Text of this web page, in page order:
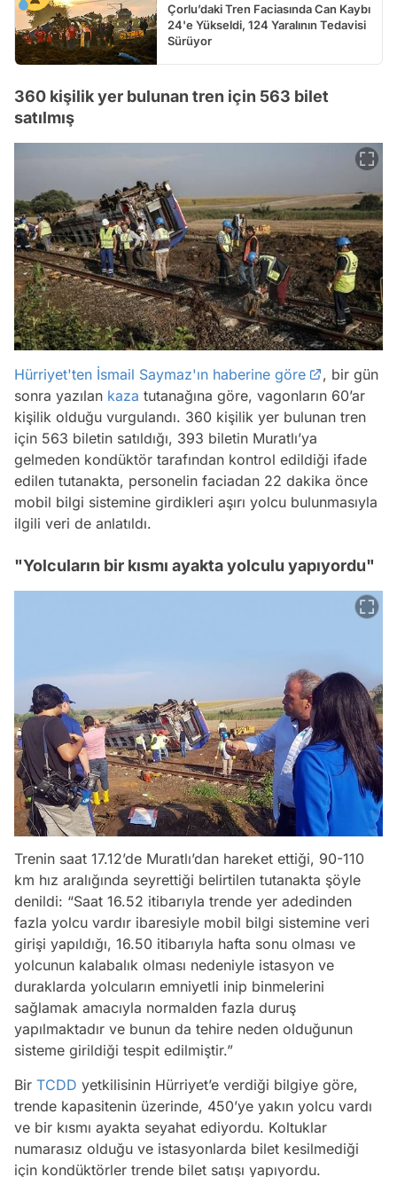
Çorlu’daki Tren Faciasında Can Kaybı
24'e Yükseldi, 124 Yaralının Tedavisi
Sürüyor
360 kişilik yer bulunan tren için 563 bilet
satılmış
Hürriyet'ten İsmail Saymaz'ın haberine göre
, bir gün
sonra yazılan kaza tutanağına göre, vagonların 60’ar
kişilik olduğu vurgulandı. 360 kişilik yer bulunan tren
için 563 biletin satıldığı, 393 biletin Muratlı’ya
gelmeden kondüktör tarafından kontrol edildiği ifade
edilen tutanakta, personelin faciadan 22 dakika önce
mobil bilgi sistemine girdikleri aşırı yolcu bulunmasıyla
ilgili veri de anlatıldı.
"Yolcuların bir kısmı ayakta yolculu yapıyordu"
Trenin saat 17.12’de Muratlı’dan hareket ettiği, 90-110
km hız aralığında seyrettiği belirtilen tutanakta şöyle
denildi: “Saat 16.52 itibarıyla trende yer adedinden
fazla yolcu vardır ibaresiyle mobil bilgi sistemine veri
girişi yapıldığı, 16.50 itibarıyla hafta sonu olması ve
yolcunun kalabalık olması nedeniyle istasyon ve
duraklarda yolcuların emniyetli inip binmelerini
sağlamak amacıyla normalden fazla duruş
yapılmaktadır ve bunun da tehire neden olduğunun
sisteme girildiği tespit edilmiştir.”
Bir TCDD yetkilisinin Hürriyet’e verdiği bilgiye göre,
trende kapasitenin üzerinde, 450’ye yakın yolcu vardı
ve bir kısmı ayakta seyahat ediyordu. Koltuklar
numarasız olduğu ve istasyonlarda bilet kesilmediği
için kondüktörler trende bilet satışı yapıyordu.